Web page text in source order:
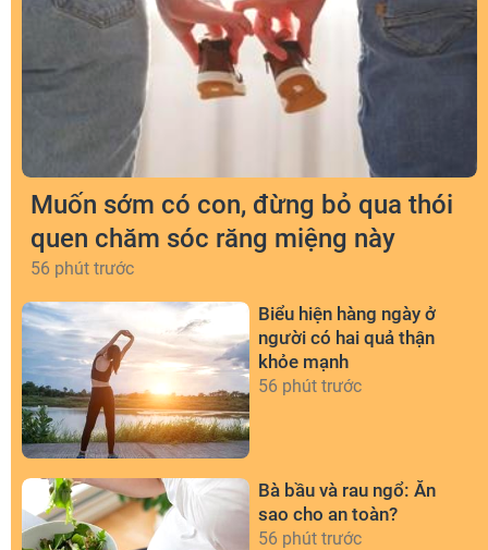
Muốn sớm có con, đừng bỏ qua thói
quen chăm sóc răng miệng này
56 phút trước
Biểu hiện hàng ngày ở
người có hai quả thận
khỏe mạnh
56 phút trước
Bà bầu và rau ngổ: Ăn
sao cho an toàn?
56 phút trước